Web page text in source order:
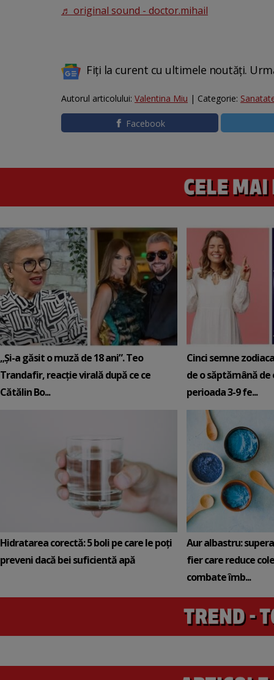
♬ original sound - doctor.mihail
Fiți la curent cu ultimele noutăți.
Autorul articolului: Valentina Miu | Categorie:
Facebook
„Și-a găsit o muză de 18 ani”. Teo
Trandafir, reacție virală după ce ce
Cătălin Bo...
Cinci semne
de o săptămână de
perioada 3-9 fe...
Hidratarea corectă: 5 boli pe care le poți
preveni dacă bei suficientă apă
Aur albastru:
fier care reduce
combate îmb...